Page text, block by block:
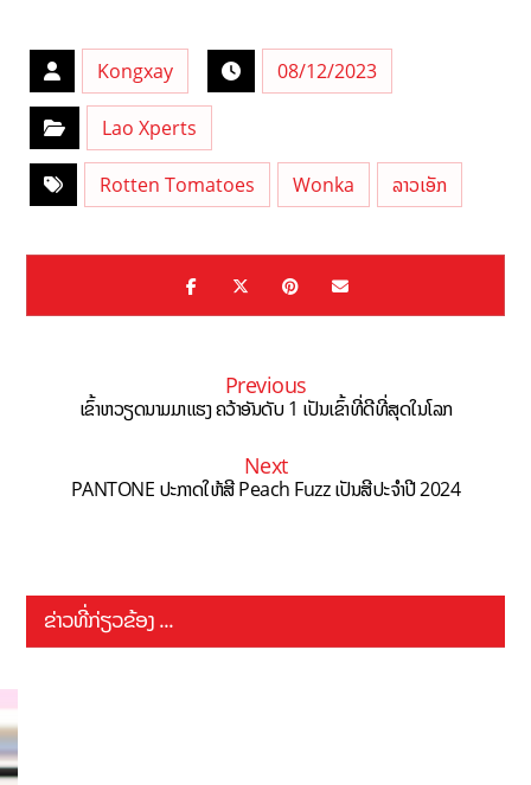
Kongxay 08/12/2023
Lao Xperts
Rotten Tomatoes Wonka ລາວເອັກ
Previous
ເຂົ້າຫວຽດນາມມາແຮງ ຄວ້າອັນດັບ 1 ເປັນເຂົ້າທີ່ດີທີ່ສຸດໃນໂລກ
Next
PANTONE ປະກາດໃຫ້ສີ Peach Fuzz ເປັນສີປະຈຳປີ 2024
ຂ່າວທີ່ກ່ຽວຂ້ອງ ...